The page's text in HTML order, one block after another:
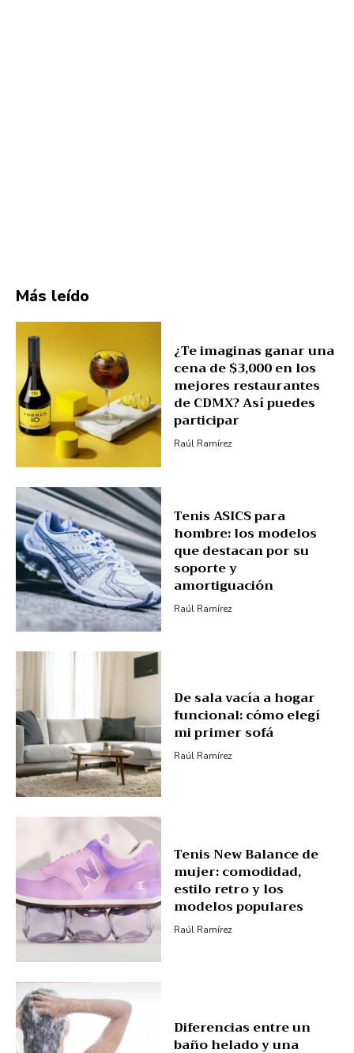
Más leído
¿Te imaginas ganar una
cena de $3,000 en los
mejores restaurantes
de CDMX? Así puedes
participar
Raúl Ramírez
Tenis ASICS para
hombre: los modelos
que destacan por su
soporte y
amortiguación
Raúl Ramírez
De sala vacía a hogar
funcional: cómo elegí
mi primer sofá
Raúl Ramírez
Tenis New Balance de
mujer: comodidad,
estilo retro y los
modelos populares
Raúl Ramírez
Diferencias entre un
baño helado y una